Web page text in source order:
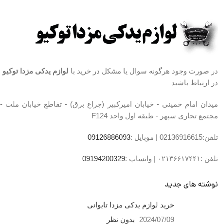
:روزهای رسمی ساعت
9 الی 19 پنجشنبه ها
شماره تماس ما :تلفن
۰۹۱۲۶۸۸۶۰۹۳ واتساپ
در صورت وجود هرگونه سوال یا مشکل در خرید با لوازم یدکی مزدا توکیو
در ارتباط باشید
میدان امام خمینی - خیابان امیرکبیر (چراغ برق) - تقاطع خیابان ملت -
مجتمع تجاری سپهر - طبقه اول واحد F124
تلفن:02136916615 | موبایل :09126886093
تلفن :۰۲۱۳۶۶۱۷۴۴۱ | واتساپ :09194200329
نوشته های جدید
خرید لوازم یدکی مزدا تایوانی
2024/07/09
بدون نظر